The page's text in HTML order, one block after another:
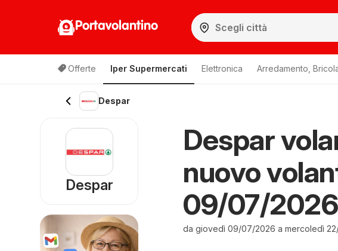
Portavolantino
Offerte Iper Supermercati Elettronica Arredamento,
Despar
Despar
nuovo
09/07/2026
da giovedì 09/07/2026 a mercoledì
Despar